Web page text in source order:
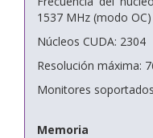
1537 MHz (modo OC)
Núcleos CUDA: 2304
Resolución máxima:
Monitores
Memoria